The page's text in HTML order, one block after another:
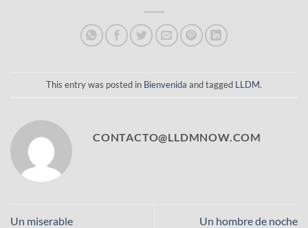
This entry was posted in Bienvenida and tagged LLDM.
CONTACTO@LLDMNOW.COM
Un miserable Un hombre de noche